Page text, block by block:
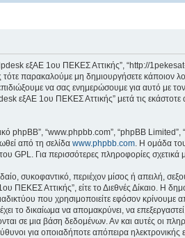
εξΑΕ 1ου ΠΕΚΕΣ Αττικής”, “http://
παρακαλούμε μη δημιουργήσετε κάποιον
να σας ενημερώσουμε για αυτό
εξΑΕ 1ου ΠΕΚΕΣ Αττικής” μετά τις εκάστοτε
phpBB”, “www.phpbb.com”, “phpBB
από τη σελίδα www.phpbb.com. Η ομάδα
GPL. Για περισσότερες πληροφορίες
συκοφαντικό, περιέχον μίσος ή απειλή,
ΠΕΚΕΣ Αττικής”, είτε το Διεθνές Δίκαιο. Η
που χρησιμοποιείτε εφόσον κρίνουμε
δικαίωμα να απομακρύνει, να
σε μια βάση δεδομένων. Αν και αυτές οι
για οποιαδήποτε απόπειρα ηλεκτρονικής